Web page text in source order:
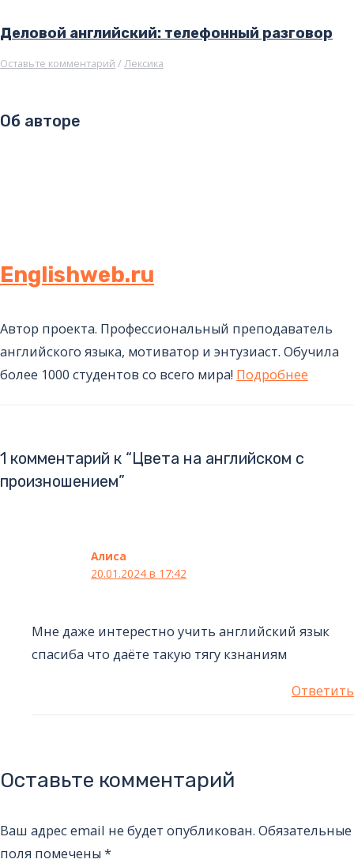
Деловой английский: телефонный разговор
Оставьте комментарий /Лексика
Об авторе
Englishweb.ru
Автор проекта. Профессиональный преподаватель
английского языка, мотиватор и энтузиаст. Обучила
более 1000 студентов со всего мира! Подробнее
1 комментарий к “Цвета на английском с
произношением”
Алиса
20.01.2024 в 17:42
Мне даже интерестно учить английский язык
спасиба что даёте такую тягу кзнаниям
Ответить
Оставьте комментарий
Ваш адрес email не будет опубликован. Обязательные
поля помечены *